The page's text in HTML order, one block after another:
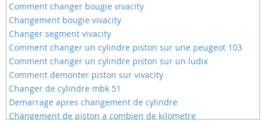
Comment changer bougie vivacity
Changement bougie vivacity
Changer segment vivacity
Comment changer un cylindre piston sur une peugeot 103
Comment changer un cylindre piston sur un ludix
Comment demonter piston sur vivacity
Changer de cylindre mbk 51
Demarrage apres changement de cylindre
Changement de piston a combien de kilometre